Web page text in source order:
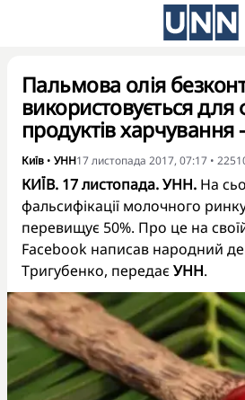
Пальмова олія
використовується для
продуктів харчування
Київ • УНН17 листопада 2017, 07:17 •
КИЇВ. 17 листопада. УНН. На
фальсифікації молочного
перевищує 50%. Про це на
Facebook написав народний
Тригубенко, передає УНН.